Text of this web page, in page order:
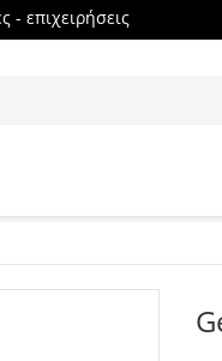
- επιχειρήσεις